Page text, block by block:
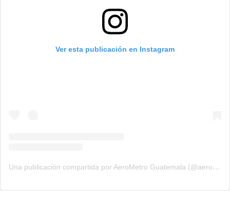
Ver esta publicación en Instagram
Una publicación compartida por AeroMetro Guatemala (@aerometrogt)